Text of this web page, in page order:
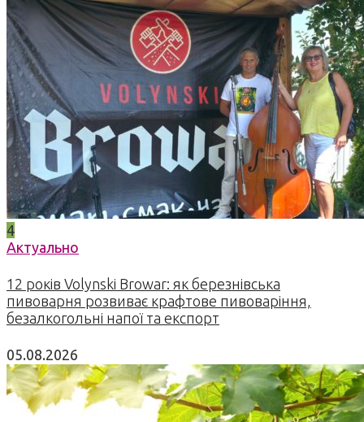
4
Актуально
12 років Volynski Browar: як березнівська
пивоварня розвиває крафтове пивоваріння,
безалкогольні напої та експорт
05.08.2026